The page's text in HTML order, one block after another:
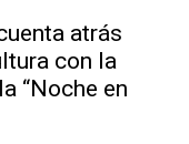
atrás
con la
“Noche en